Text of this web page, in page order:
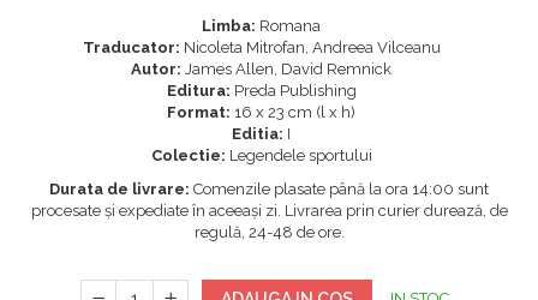
Limba: Romana
Traducator: Nicoleta Mitrofan, Andreea Vilceanu
Autor: James Allen, David Remnick
Editura: Preda Publishing
Format: 16 x 23 cm (l x h)
Editia: I
Colectie: Legendele sportului
Durata de livrare: Comenzile plasate până la ora 14:00 sunt
procesate și expediate în aceeași zi. Livrarea prin curier durează, de
regulă, 24-48 de ore.